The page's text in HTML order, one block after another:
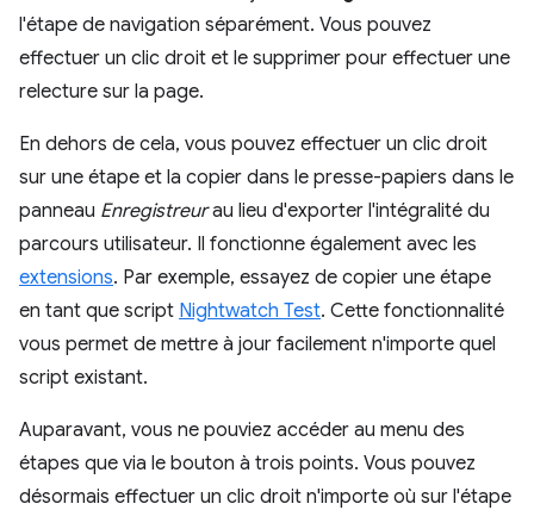
l'étape de navigation séparément. Vous pouvez
effectuer un clic droit et le supprimer pour effectuer une
relecture sur la page.
En dehors de cela, vous pouvez effectuer un clic droit
sur une étape et la copier dans le presse-papiers dans le
panneau Enregistreurau lieu d'exporter l'intégralité du
parcours utilisateur. Il fonctionne également avec les
extensions. Par exemple, essayez de copier une étape
en tant que script Nightwatch Test. Cette fonctionnalité
vous permet de mettre à jour facilement n'importe quel
script existant.
Auparavant, vous ne pouviez accéder au menu des
étapes que via le bouton à trois points. Vous pouvez
désormais effectuer un clic droit n'importe où sur l'étape